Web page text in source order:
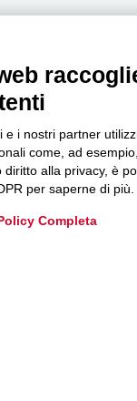
sul
e i nostri partner
come, ad
alla privacy, è
per saperne di più.
Completa